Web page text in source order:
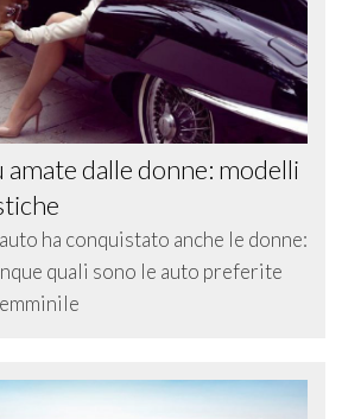
amate dalle donne: modelli
ha conquistato anche le donne:
quali sono le auto preferite